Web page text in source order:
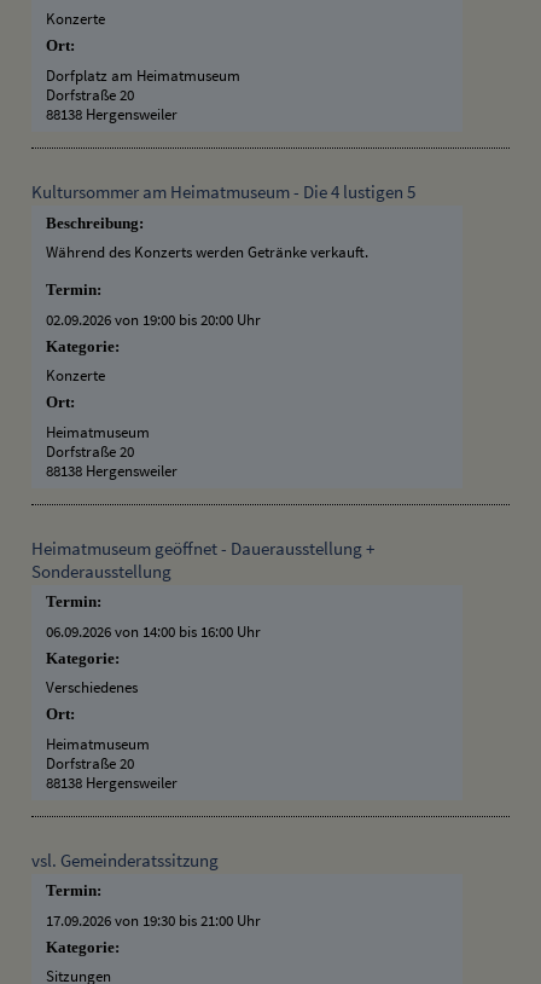
Konzerte
Ort:
Dorfplatz am Heimatmuseum
Dorfstraße 20
88138 Hergensweiler
Kultursommer am Heimatmuseum - Die 4 lustigen 5
Beschreibung:
Während des Konzerts werden Getränke verkauft.
Termin:
02.09.2026 von 19:00 bis 20:00 Uhr
Kategorie:
Konzerte
Ort:
Heimatmuseum
Dorfstraße 20
88138 Hergensweiler
Heimatmuseum geöffnet - Dauerausstellung +
Sonderausstellung
Termin:
06.09.2026 von 14:00 bis 16:00 Uhr
Kategorie:
Verschiedenes
Ort:
Heimatmuseum
Dorfstraße 20
88138 Hergensweiler
vsl. Gemeinderatssitzung
Termin:
17.09.2026 von 19:30 bis 21:00 Uhr
Kategorie:
Sitzungen